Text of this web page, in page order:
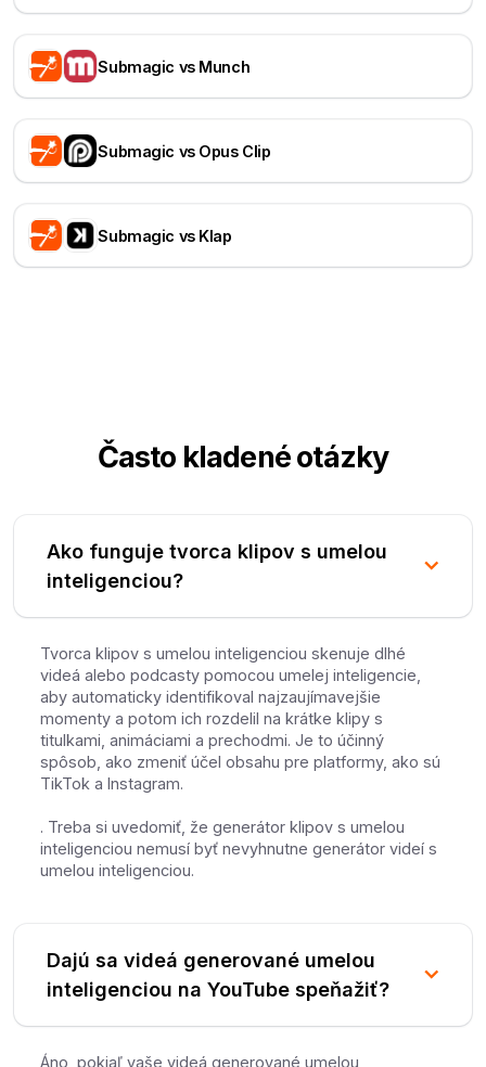
Submagic vs Munch
Submagic vs Opus Clip
Submagic vs Klap
Často kladené otázky
Ako funguje tvorca klipov s umelou
inteligenciou?
Tvorca klipov s umelou inteligenciou skenuje dlhé
videá alebo podcasty pomocou umelej inteligencie,
aby automaticky identifikoval najzaujímavejšie
momenty a potom ich rozdelil na krátke klipy s
titulkami, animáciami a prechodmi. Je to účinný
spôsob, ako zmeniť účel obsahu pre platformy, ako sú
TikTok a Instagram.
. Treba si uvedomiť, že generátor klipov s umelou
inteligenciou nemusí byť nevyhnutne generátor videí s
umelou inteligenciou.
Dajú sa videá generované umelou
inteligenciou na YouTube speňažiť?
Áno, pokiaľ vaše videá generované umelou